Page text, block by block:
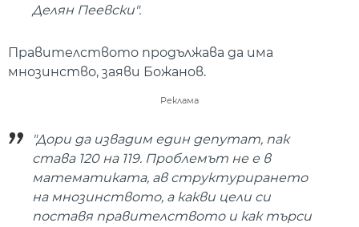
Делян Пеевски".
Правителството продължава да има
мнозинство, заяви Божанов.
Реклама
"Дори да извадим един депутат, пак
става 120 на 119. Проблемът не е в
математиката, ав структурирането
на мнозинството, а какви цели си
поставя правителството и как търси